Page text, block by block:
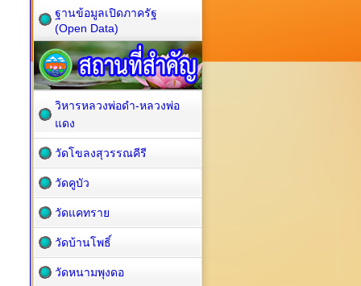
ฐานข้อมูลเปิดภาครัฐ
(Open Data)
วิหารหลวงพ่อดำ-หลวงพ่อ
แดง
วัดโขลงสุวรรณคีรี
วัดคูบัว
วัดแคทราย
วัดบ้านโพธิ์
วัดหนามพุงดอ